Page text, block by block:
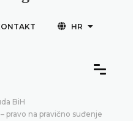
HR
BiH
pravo na pravično suđenje